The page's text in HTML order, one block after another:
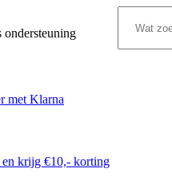
ondersteuning
met Klarna
en krijg €10,- korting